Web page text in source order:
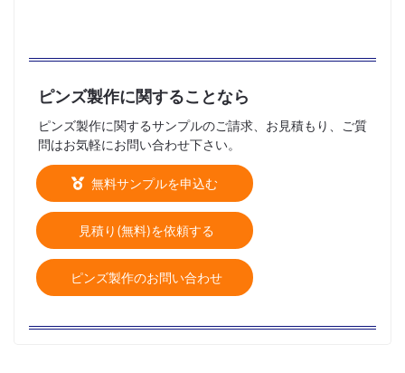
ピンズ製作に関することなら
ピンズ製作に関するサンプルのご請求、お見積もり、ご質
問はお気軽にお問い合わせ下さい。
無料サンプルを申込む
見積り(無料)を依頼する
ピンズ製作のお問い合わせ